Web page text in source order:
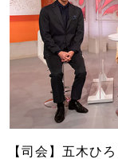
【司会】五木ひ